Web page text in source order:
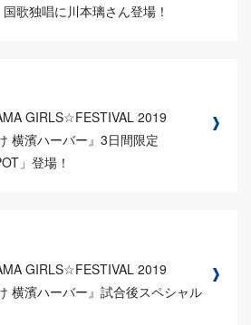
歌独唱に川本璃さん登場！
GIRLS☆FESTIVAL 2019
横濱ハーバー』3日間限定
」登場！
GIRLS☆FESTIVAL 2019
横濱ハーバー』試合後スペシャル